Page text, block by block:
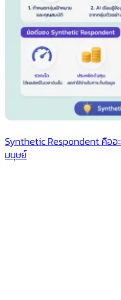
Synthetic Respondent คืออ
มนุษย์